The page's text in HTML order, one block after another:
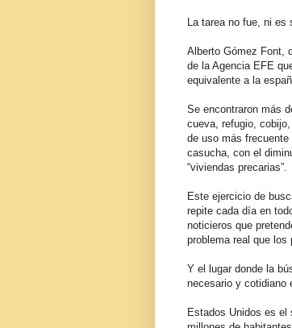
La tarea no fue, ni es
Alberto Gómez Font,
de la Agencia EFE
equivalente a la
Se encontraron más
cueva, refugio,
de uso más
casucha, con el
“viviendas precarias”.
Este ejercicio de
repite cada día en
noticieros que
problema real que los
Y el lugar donde la
necesario y cotidiano
Estados Unidos es el